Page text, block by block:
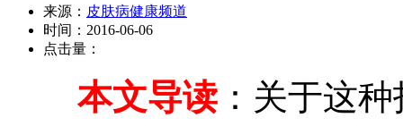
来源： 皮肤病健康频道
时间：2016-06-06
点击量：
本文导读 ：关于这